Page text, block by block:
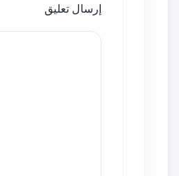
إرسال تعليق